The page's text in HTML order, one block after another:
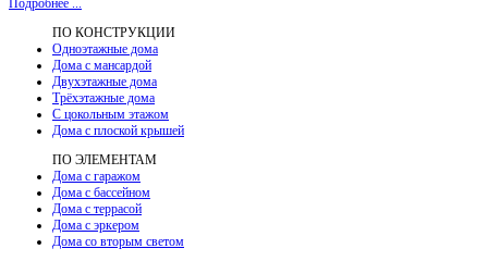
ПО КОНСТРУКЦИИ
Одноэтажные дома
Дома с мансардой
Двухэтажные дома
Трёхэтажные дома
С цокольным этажом
Дома с плоской крышей
ПО ЭЛЕМЕНТАМ
Дома с гаражом
Дома с бассейном
Дома с террасой
Дома с эркером
Дома со вторым светом